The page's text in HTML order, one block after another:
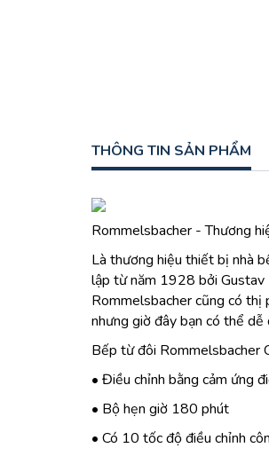
THÔNG TIN SẢN PHẨM
Rommelsbacher - Thương
Là thương hiệu thiết bị nhà
lập từ năm 1928 bởi Gustav
Rommelsbacher cũng có thị
nhưng giờ đây bạn có thể dễ
Bếp từ đôi Rommelsbacher
• Điều chỉnh bằng cảm ứng
• Bộ hẹn giờ 180 phút
• Có 10 tốc độ điều chỉnh